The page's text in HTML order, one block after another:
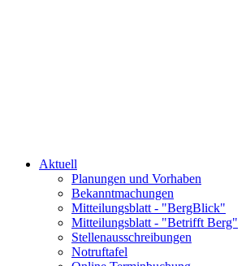
Aktuell
Planungen und Vorhaben
Bekanntmachungen
Mitteilungsblatt - "BergBlick"
Mitteilungsblatt - "Betrifft Berg"
Stellenausschreibungen
Notruftafel